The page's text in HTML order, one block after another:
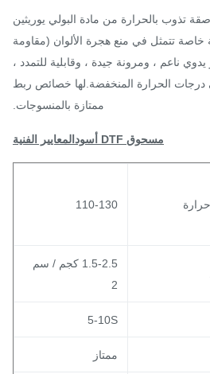
بالحرارة من مادة البولي يوريثين
تتمثل في منع هجرة الألوان (مقاومة
، ومرونة جيدة ، وقابلية للتمدد ،
الحرارة المنخفضة.لها خصائص ربط
ممتازة بالمنسوجات.
مسحوق DTF أسود المعايير الفنية
110-130
1.5-2.5 كجم / سم
5-10S